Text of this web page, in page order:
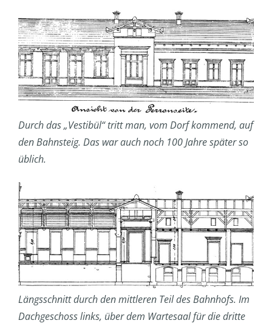
Durch das „Vestibül“ tritt man, vom Dorf kommend, auf
den Bahnsteig. Das war auch noch 100 Jahre später so
üblich.
Längsschnitt durch den mittleren Teil des Bahnhofs. Im
Dachgeschoss links, über dem Wartesaal für die dritte